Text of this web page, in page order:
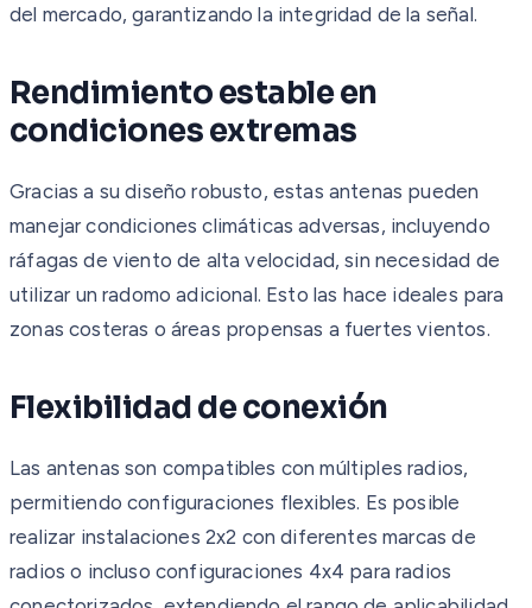
del mercado, garantizando la integridad de la señal.
Rendimiento estable en
condiciones extremas
Gracias a su diseño robusto, estas antenas pueden
manejar condiciones climáticas adversas, incluyendo
ráfagas de viento de alta velocidad, sin necesidad de
utilizar un radomo adicional. Esto las hace ideales para
zonas costeras o áreas propensas a fuertes vientos.
Flexibilidad de conexión
Las antenas son compatibles con múltiples radios,
permitiendo configuraciones flexibles. Es posible
realizar instalaciones 2x2 con diferentes marcas de
radios o incluso configuraciones 4x4 para radios